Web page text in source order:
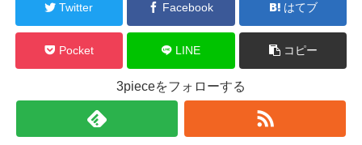
Twitter Facebook はてブ
Pocket LINE コピー
3pieceをフォローする